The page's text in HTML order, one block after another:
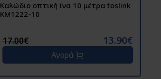
Καλώδιο οπτική ίνα 10 μέτρα toslink
KM1222-10
17.00€ 13.90€
Αγορά